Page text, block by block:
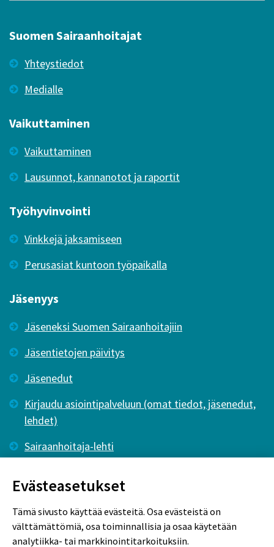
Suomen Sairaanhoitajat
Yhteystiedot
Medialle
Vaikuttaminen
Vaikuttaminen
Lausunnot, kannanotot ja raportit
Työhyvinvointi
Vinkkejä jaksamiseen
Perusasiat kuntoon työpaikalla
Jäsenyys
Jäseneksi Suomen Sairaanhoitajiin
Jäsentietojen päivitys
Jäsenedut
Kirjaudu asiointipalveluun (omat tiedot, jäsenedut,
lehdet)
Sairaanhoitaja-lehti
Evästeasetukset
Tämä sivusto käyttää evästeitä. Osa evästeistä on
välttämättömiä, osa toiminnallisia ja osaa käytetään
analytiikka- tai markkinointitarkoituksiin.